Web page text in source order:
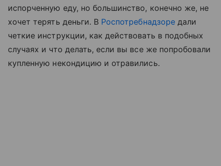
испорченную еду, но большинство, конечно же, не
хочет терять деньги. В Роспотребнадзоредали
четкие инструкции, как действовать в подобных
случаях и что делать, если вы все же попробовали
купленную некондицию и отравились.